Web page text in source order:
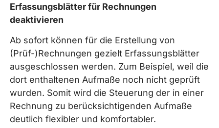
Erfassungsblätter für Rechnungen
deaktivieren
Ab sofort können für die Erstellung von
(Prüf-)Rechnungen gezielt Erfassungsblätter
ausgeschlossen werden. Zum Beispiel, weil die
dort enthaltenen Aufmaße noch nicht geprüft
wurden. Somit wird die Steuerung der in einer
Rechnung zu berücksichtigenden Aufmaße
deutlich flexibler und komfortabler.